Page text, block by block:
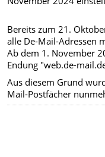
Bereits zum 21.
alle De-Mail-Adressen
Ab dem 1. November
Endung "web.de-
Aus diesem Grund
Mail-Postfächer